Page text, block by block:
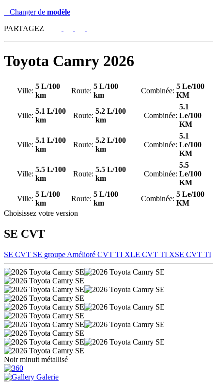
Changer de modèle
PARTAGEZ
Toyota Camry 2026
Ville:
5 L/100
km
Route:
5 L/100
km
Combinée:
5 Le/100
KM
Ville:
5.1 L/100
km
Route:
5.2 L/100
km
Combinée:
5.1
Le/100
KM
Ville:
5.1 L/100
km
Route:
5.2 L/100
km
Combinée:
5.1
Le/100
KM
Ville:
5.5 L/100
km
Route:
5.5 L/100
km
Combinée:
5.5
Le/100
KM
Ville:
5 L/100
km
Route:
5 L/100
km
Combinée:
5 Le/100
KM
Choisissez votre version
SE CVT
SE CVT SE groupe Amélioré CVT TI XLE CVT TI XSE CVT TI
Noir minuit métallisé
Galerie